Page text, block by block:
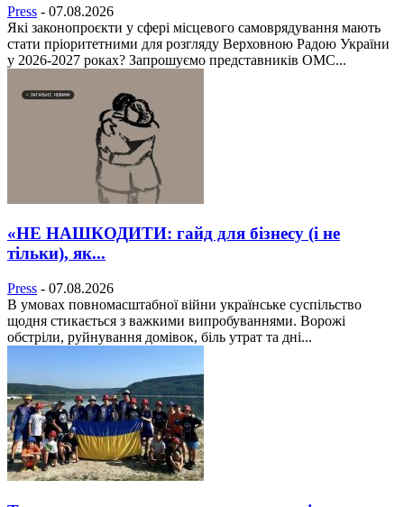
Press - 07.08.2026
Які законопроєкти у сфері місцевого самоврядування мають
стати пріоритетними для розгляду Верховною Радою України
у 2026-2027 роках? Запрошуємо представників ОМС...
«НЕ НАШКОДИТИ: гайд для бізнесу (і не
тільки), як...
Press - 07.08.2026
В умовах повномасштабної війни українське суспільство
щодня стикається з важкими випробуваннями. Ворожі
обстріли, руйнування домівок, біль утрат та дні...